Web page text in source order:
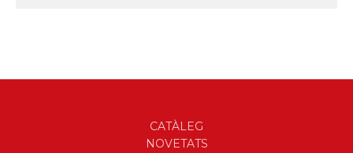
CATÀLEG
NOVETATS